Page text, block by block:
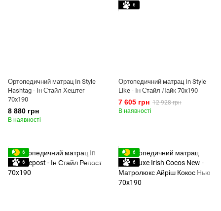
Ортопедичний матрац In Style
Hashtag - Ін Стайл Хештег
70x190
8 880 грн
В наявності
6
Ортопедичний матрац In Style
Like - Ін Стайл Лайк 70x190
7 605 грн 12 928 грн
В наявності
6
6
6
6